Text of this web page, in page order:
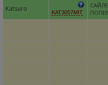
Katsuro KAT3057MIT